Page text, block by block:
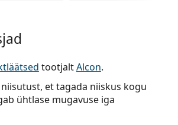
tootjaltAlcon.
et tagada niiskus kogu
ühtlase mugavuse iga